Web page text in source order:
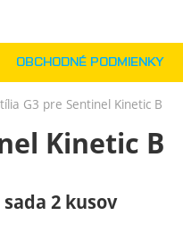
G3 pre Sentinel Kinetic B
Kinetic B
sada 2 kusov
OBCHODNÉ PODMIENKY